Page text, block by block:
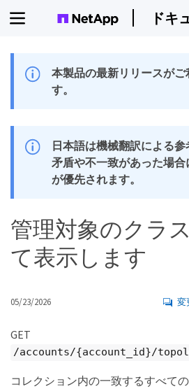
ドキ
本製品の最新リリースがご
す。
日本語は機械翻訳による
矛盾や不一致があった場
が優先されます。
管理対象のクラ
て表示します
05/23/2026 変
GET
/accounts/{account_id}/
コレクション内の一致するすべて